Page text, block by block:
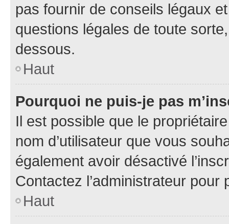
pas fournir de conseils légaux
questions légales de toute
dessous.
Haut
Pourquoi ne puis-je pas
Il est possible que le
nom d’utilisateur que vous
également avoir désactivé
Contactez l’administrateur
Haut